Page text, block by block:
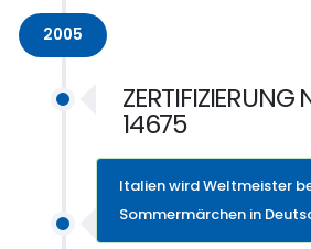
2005
14675
Italien wird Weltmeister
Sommermärchen in